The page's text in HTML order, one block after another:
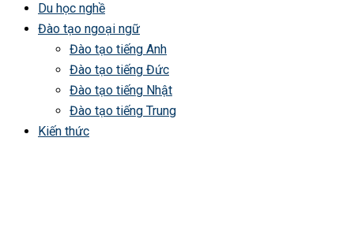
Du học nghề
Đào tạo ngoại ngữ
Đào tạo tiếng Anh
Đào tạo tiếng Đức
Đào tạo tiếng Nhật
Đào tạo tiếng Trung
Kiến thức